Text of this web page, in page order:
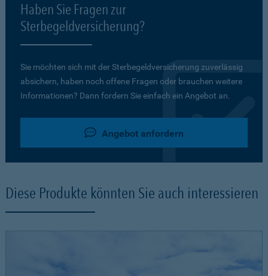
Haben Sie Fragen zur
Sterbegeldversicherung?
Sie möchten sich mit der Sterbegeldversicherung zuverlässig
absichern, haben noch offene Fragen oder brauchen weitere
Informationen? Dann fordern Sie einfach ein Angebot an.
Angebot anfordern
Diese Produkte könnten Sie auch interessieren